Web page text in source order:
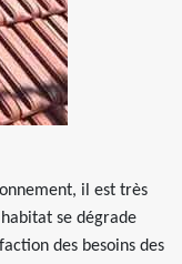
il est très
se dégrade
des besoins des